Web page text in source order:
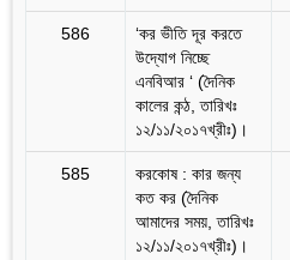
586
‘কর ভীতি দূর করতে
উদ্যোগ নিচ্ছে
এনবিআর ‘ (দৈনিক
কালের কন্ঠ, তারিখঃ
১২/১১/২০১৭খ্রীঃ)।
585
করকোষ : কার জন্য
কত কর (দৈনিক
আমাদের সময়, তারিখঃ
১২/১১/২০১৭খ্রীঃ)।